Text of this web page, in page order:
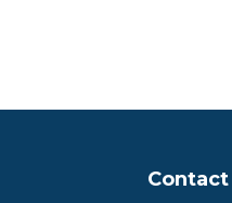
Contact